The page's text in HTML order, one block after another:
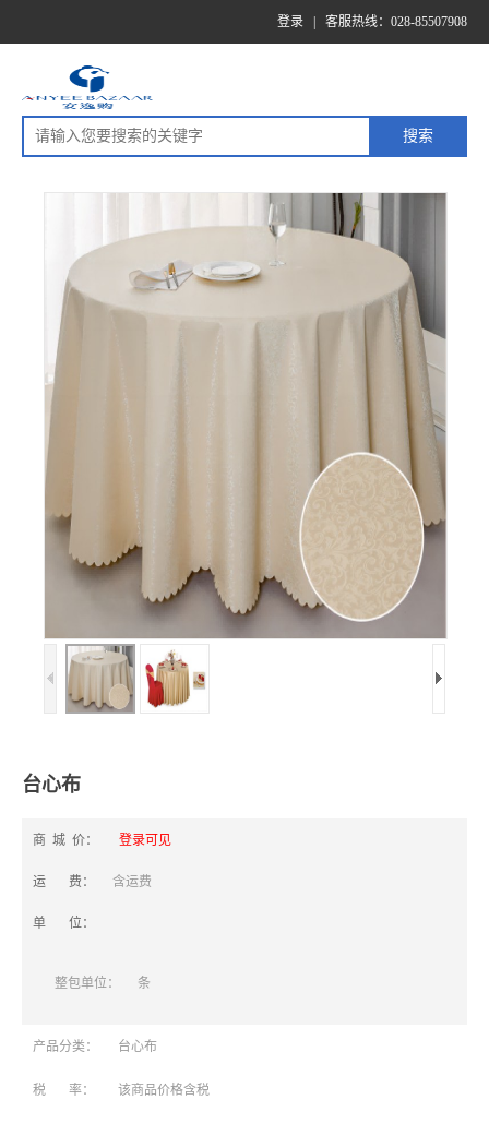
登录 客服热线：028-85507908
台心布
商 城 价： 登录可见
运 费： 含运费
单 位：
整包单位： 条
产品分类： 台心布
税 率： 该商品价格含税